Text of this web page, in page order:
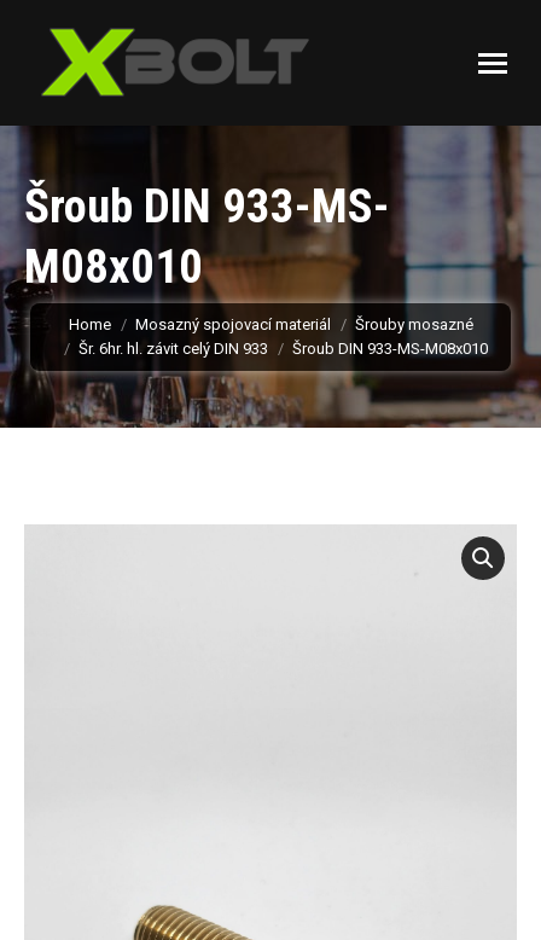
Šroub DIN 933-MS-
M08x010
You are here:
Home Mosazný spojovací materiál
Šrouby mosazné
Šr. 6hr. hl. závit celý DIN 933
Šroub DIN 933-MS-M08x010